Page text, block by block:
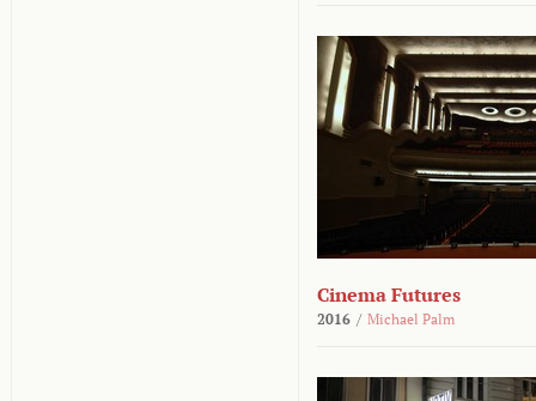
Cinema Futures
2016 / Michael Palm